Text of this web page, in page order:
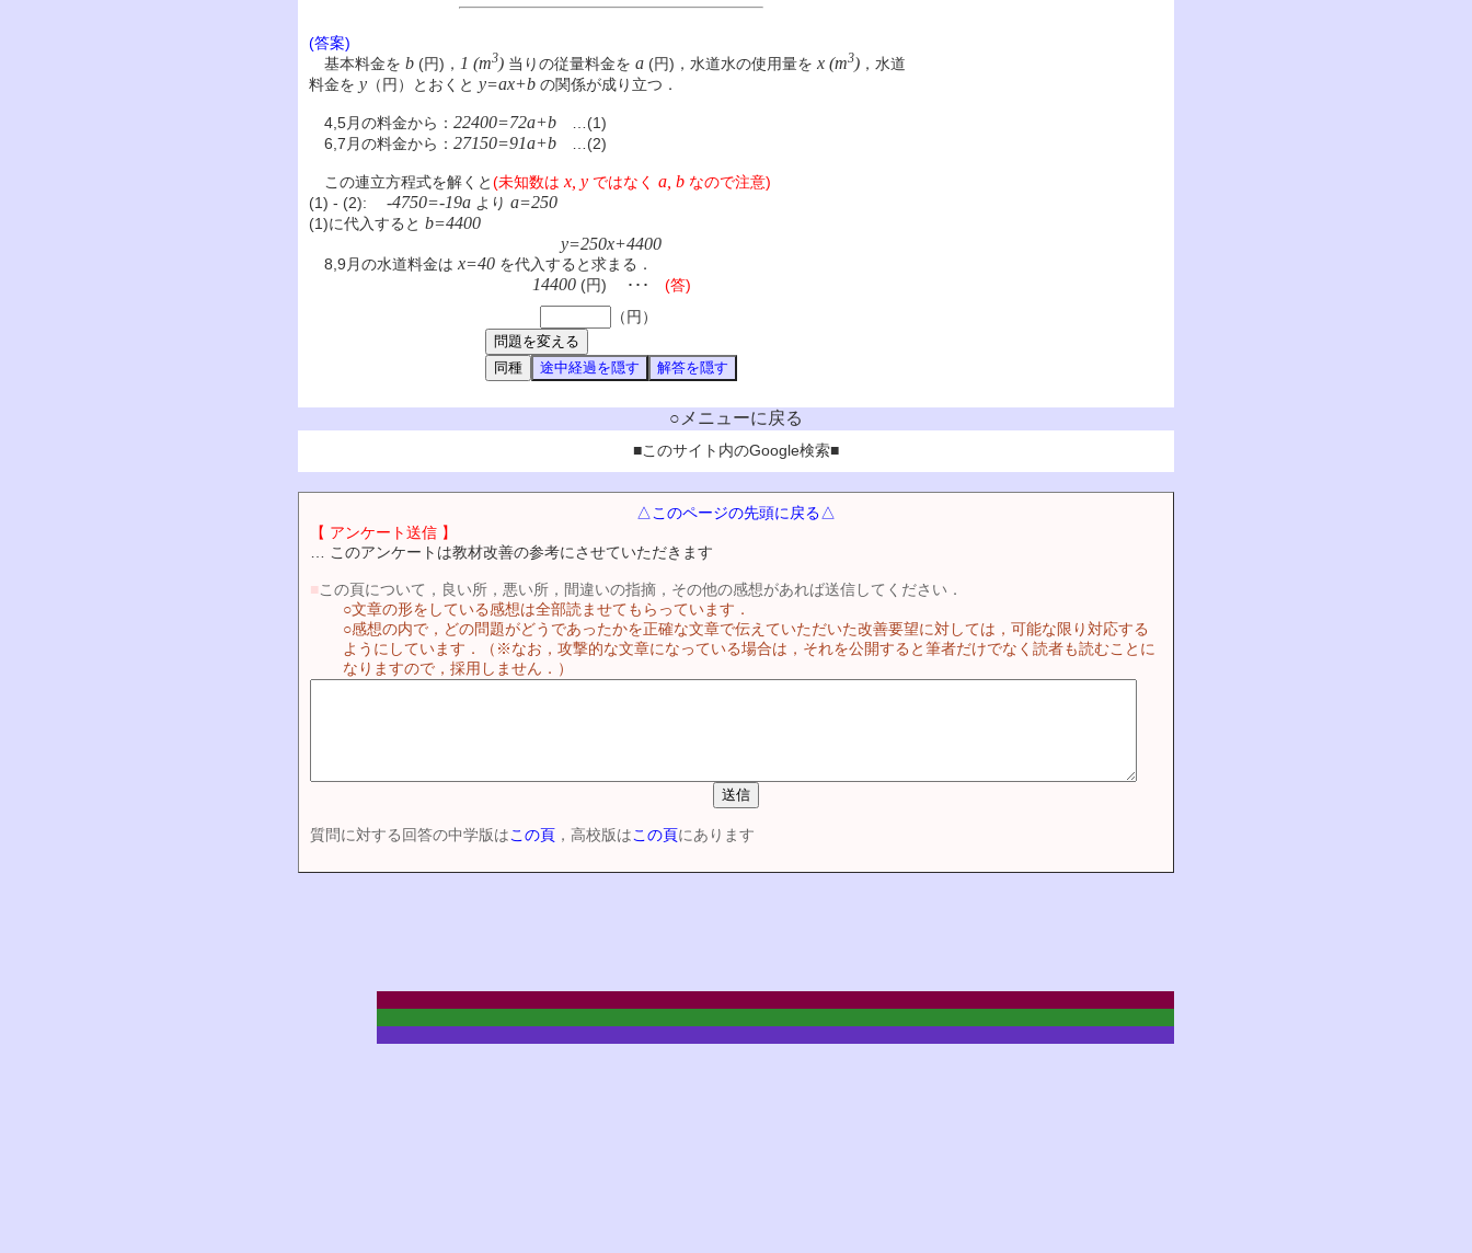
(答案)
基本料金を b (円)， 1 (m3) 当りの従量料金を a (円)，水道水の使用量を x (m3) ，水道
料金を y （円）とおくと y=ax+b の関係が成り立つ．
4,5月の料金から： 22400=72a+b …(1)
6,7月の料金から： 27150=91a+b …(2)
この連立方程式を解くと(未知数は x, y ではなく a, b なので注意)
(1) - (2): -4750=-19a より a=250
(1)に代入すると b=4400
y=250x+4400
8,9月の水道料金は x=40 を代入すると求まる．
14400(円) ･･･ (答)
（円）
○メニューに戻る
■このサイト内のGoogle検索■
△このページの先頭に戻る△
【 アンケート送信 】
… このアンケートは教材改善の参考にさせていただきます
■この頁について，良い所，悪い所，間違いの指摘，その他の感想があれば送信してください．
○文章の形をしている感想は全部読ませてもらっています．
○感想の内で，どの問題がどうであったかを正確な文章で伝えていただいた改善要望に対しては，可能な限り対応する
ようにしています．（※なお，攻撃的な文章になっている場合は，それを公開すると筆者だけでなく読者も読むことに
なりますので，採用しません．）
質問に対する回答の中学版はこの頁 ，高校版はこの頁にあります